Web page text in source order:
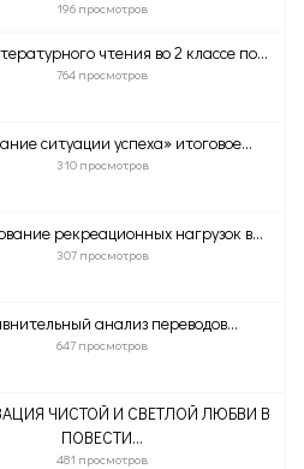
196 просмотров
чтения во 2 классе по...
764 просмотров
ситуации успеха» итоговое...
310 просмотров
рекреационных нагрузок в...
307 просмотров
анализ переводов...
647 просмотров
ЧИСТОЙ И СВЕТЛОЙ ЛЮБВИ В
ПОВЕСТИ...
481 просмотров